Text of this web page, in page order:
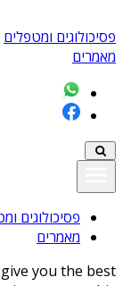
פסיכולוגים ומטפלים
מאמרים
פסיכולוגים
מאמרים
you the best